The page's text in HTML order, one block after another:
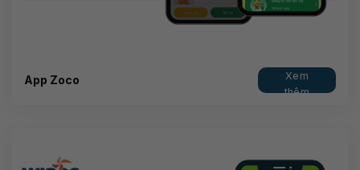
App Zoco
Xem
thêm